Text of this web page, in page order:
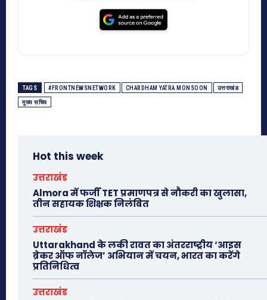
TAGS #FRONTNEWSNETWORK CHARDHAM YATRA MONSOON उत्तराखंड
मुख्य सचिव
Hot this week
उत्तराखंड
Almora में फर्जी TET प्रमाणपत्र से नौकरी का खुलासा,
तीन सहायक शिक्षक निलंबित
उत्तराखंड
Uttarakhand के लकी रावत का अंतरराष्ट्रीय ‘आइस
ब्रेकर ऑफ नॉलेज’ अभियान में चयन, भारत का करेंगे
प्रतिनिधित्व
उत्तराखंड